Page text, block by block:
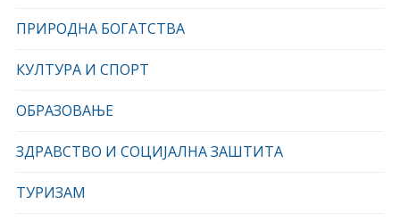
ПРИРОДНА БОГАТСТВА
КУЛТУРА И СПОРТ
ОБРАЗОВАЊЕ
ЗДРАВСТВО И СОЦИЈАЛНА ЗАШТИТА
ТУРИЗАМ